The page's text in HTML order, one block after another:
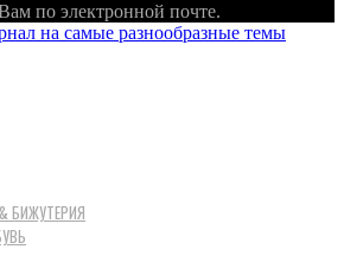
по электронной почте.
на самые разнообразные темы
БИЖУТЕРИЯ